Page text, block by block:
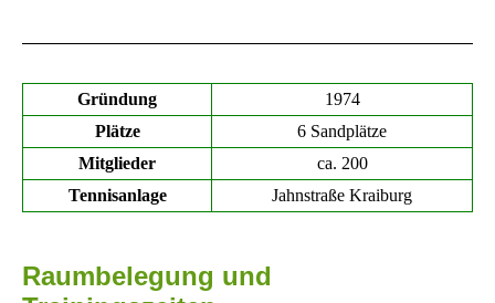
Gründung
1974
Plätze
6 Sandplätze
Mitglieder
ca. 200
Tennisanlage
Jahnstraße Kraiburg
Raumbelegung und